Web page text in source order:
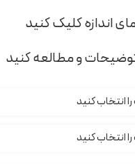
اندازه کلیک کنید
و مطالعه کنید